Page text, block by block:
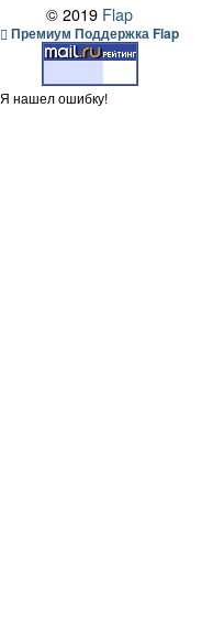
© 2019 Flap
Премиум Поддержка Flap
Я нашел ошибку!